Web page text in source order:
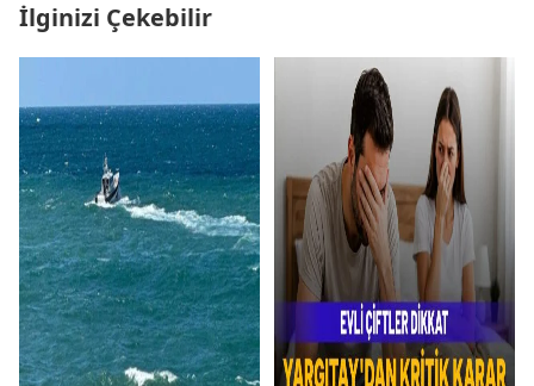
İlginizi Çekebilir